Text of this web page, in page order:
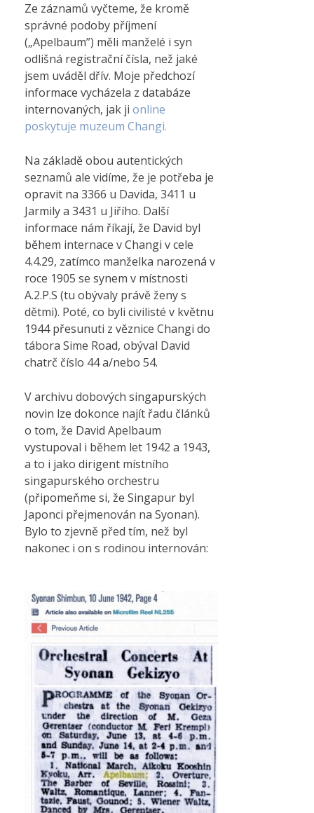
Ze záznamů vyčteme, že kromě
správné podoby příjmení
(„Apelbaum”) měli manželé i syn
odlišná registrační čísla, než jaké
jsem uváděl dřív. Moje předchozí
informace vycházela z databáze
internovaných, jak ji online
poskytuje muzeum Changi.
Na základě obou autentických
seznamů ale vidíme, že je potřeba je
opravit na 3366 u Davida, 3411 u
Jarmily a 3431 u Jiřího. Další
informace nám říkají, že David byl
během internace v Changi v cele
4.4.29, zatímco manželka narozená v
roce 1905 se synem v místnosti
A.2.P.S (tu obývaly právě ženy s
dětmi). Poté, co byli civilisté v květnu
1944 přesunuti z věznice Changi do
tábora Sime Road, obýval David
chatrč číslo 44 a/nebo 54.
V archivu dobových singapurských
novin lze dokonce najít řadu článků
o tom, že David Apelbaum
vystupoval i během let 1942 a 1943,
a to i jako dirigent místního
singapurského orchestru
(připomeňme si, že Singapur byl
Japonci přejmenován na Syonan).
Bylo to zjevně před tím, než byl
nakonec i on s rodinou internován: